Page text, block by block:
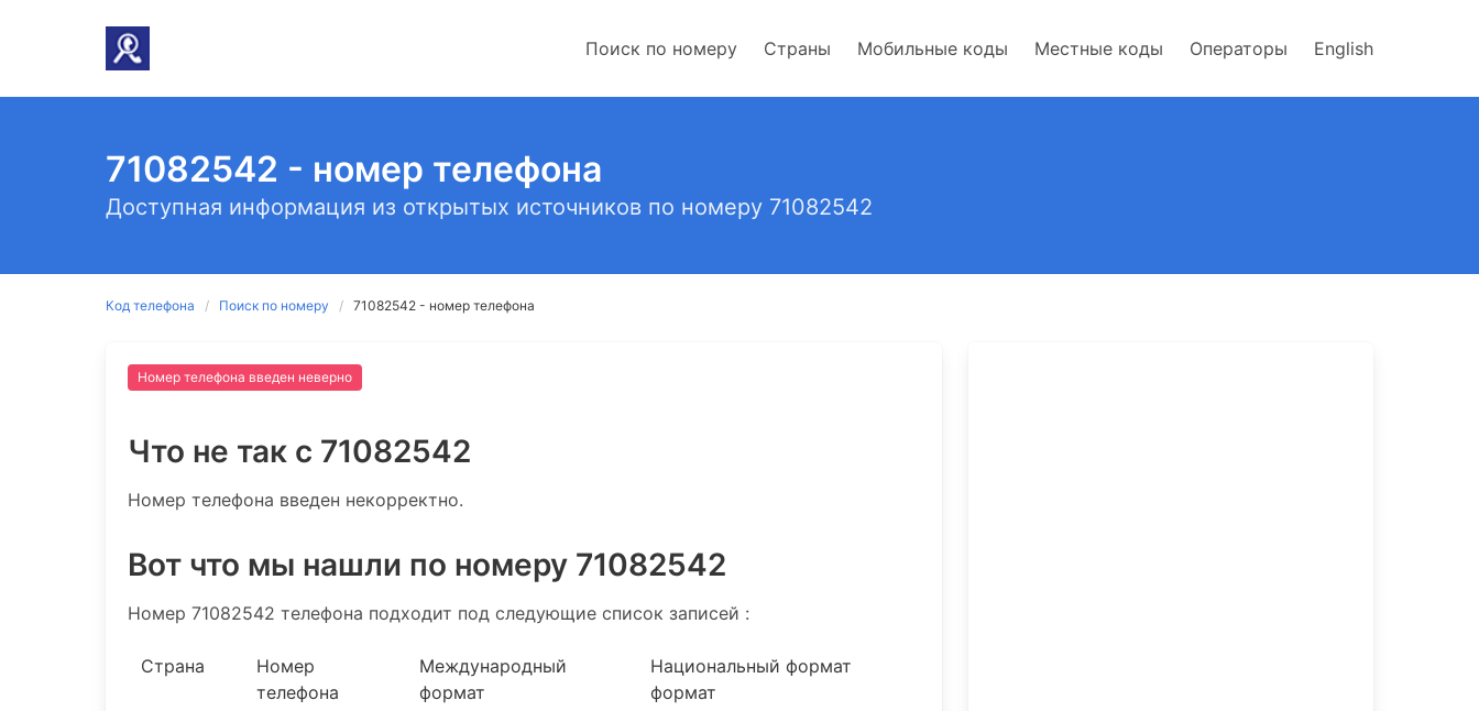
Поиск по номеру Страны Мобильные коды Местные коды Операторы English
71082542 - номер телефона
Доступная информация из открытых источников по номеру 71082542
Код телефона Поиск по номеру 71082542 - номер телефона
Номер телефона введен неверно
Что не так c 71082542
Номер телефона введен некорректно.
Вот что мы нашли по номеру 71082542
Номер 71082542 телефона подходит под следующие список записей :
Страна
Номер
телефона
Международный
формат
Национальный формат
формат